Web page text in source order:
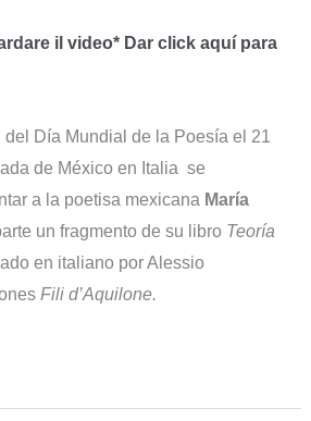
il video* Dar click aquí para
del Día Mundial de la Poesía el 21
de México en Italia se
a la poetisa mexicana María
un fragmento de su libro Teoría
en italiano por Alessio
Fili d’Aquilone.